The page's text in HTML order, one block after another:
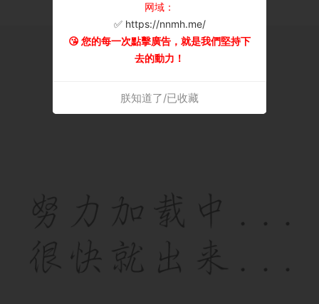
网域：
✅ https://nnmh.me/
😘 您的每一次點擊廣告，就是我們堅持下
去的動力！
朕知道了/已收藏